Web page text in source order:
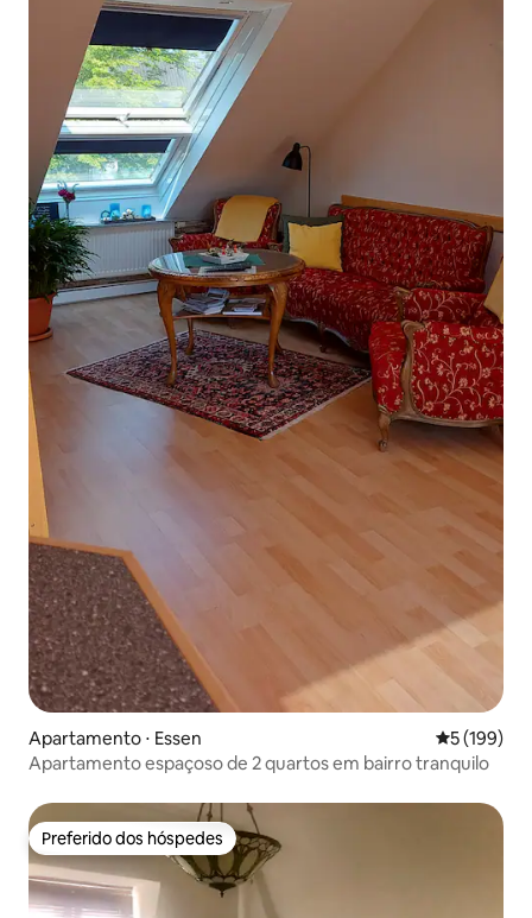
Apartamento ⋅ Essen 5 de uma
5 (199)
Apartamento espaçoso de 2 quartos em bairro tranquilo
Preferido dos hóspedes
Preferido dos hóspedes